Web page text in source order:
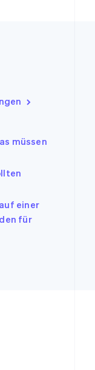
müssen
einer
für